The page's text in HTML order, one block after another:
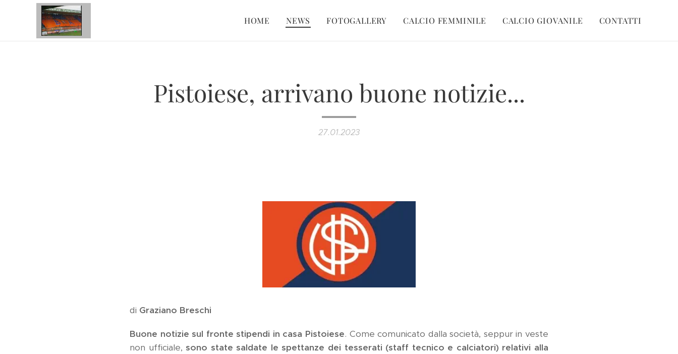
HOME NEWS FOTOGALLERY CALCIO FEMMINILE CALCIO GIOVANILE CONTATTI
Pistoiese, arrivano buone notizie...
27.01.2023
di Graziano Breschi
Buone notizie sul fronte stipendi in casa Pistoiese. Come comunicato dalla società, seppur in veste
non ufficiale,sono state saldate le spettanze dei tesserati (staff tecnico e calciatori) relativi alla